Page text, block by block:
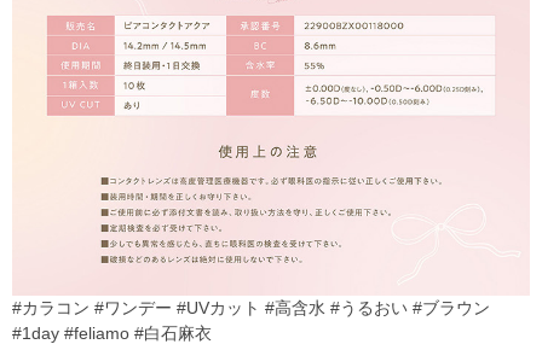
#カラコン #ワンデー #UVカット #高含水 #うるおい #ブラウン
#1day #feliamo #白石麻衣